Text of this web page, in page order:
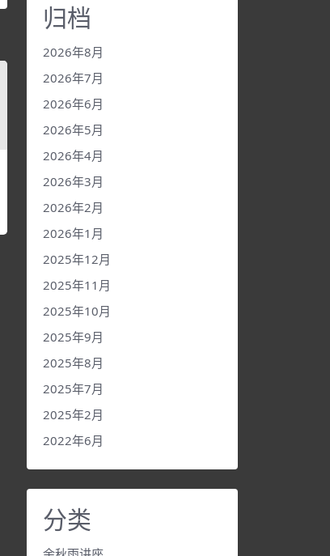
归档
2026年8月
2026年7月
2026年6月
2026年5月
2026年4月
2026年3月
2026年2月
2026年1月
2025年12月
2025年11月
2025年10月
2025年9月
2025年8月
2025年7月
2025年2月
2022年6月
分类